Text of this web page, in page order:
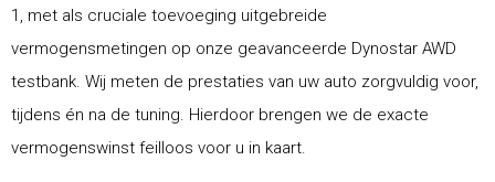
1, met als cruciale toevoeging uitgebreide
vermogensmetingen op onze geavanceerde Dynostar AWD
testbank. Wij meten de prestaties van uw auto zorgvuldig voor,
tijdens én na de tuning. Hierdoor brengen we de exacte
vermogenswinst feilloos voor u in kaart.